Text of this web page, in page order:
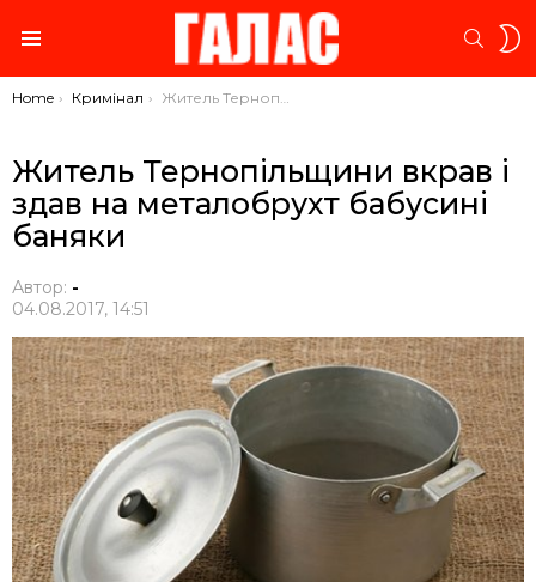
You are here:
Home Кримінал Житель Тернопільщини вкрав і здав на металобрухт бабусині баняки
Житель Тернопільщини вкрав і
здав на металобрухт бабусині
баняки
Автор: -
04.08.2017, 14:51